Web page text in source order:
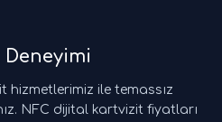
Deneyimi
hizmetlerimiz ile temassız
NFC dijital kartvizit fiyatları